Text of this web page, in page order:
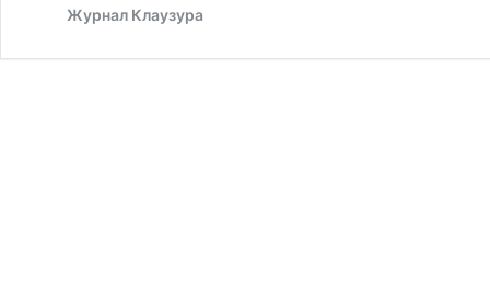
Журнал Клаузура